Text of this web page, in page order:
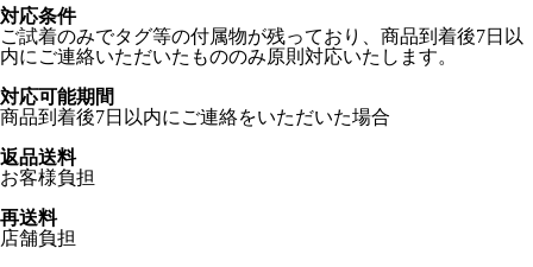
対応条件
ご試着のみでタグ等の付属物が残っており、商品到着後7日以
内にご連絡いただいたもののみ原則対応いたします。
対応可能期間
商品到着後7日以内にご連絡をいただいた場合
返品送料
お客様負担
再送料
店舗負担